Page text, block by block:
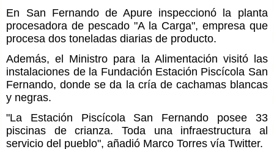
En San Fernando de Apure inspeccionó la planta
procesadora de pescado "A la Carga", empresa que
procesa dos toneladas diarias de producto.
Además, el Ministro para la Alimentación visitó las
instalaciones de la Fundación Estación Piscícola San
Fernando, donde se da la cría de cachamas blancas
y negras.
"La Estación Piscícola San Fernando posee 33
piscinas de crianza. Toda una infraestructura al
servicio del pueblo", añadió Marco Torres vía Twitter.